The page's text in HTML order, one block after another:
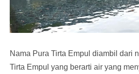
Nama Pura Tirta Empul diambil dari
Tirta Empul yang berarti air yang